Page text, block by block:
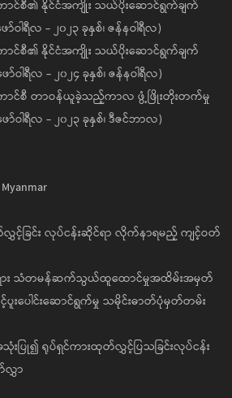
ာင်စီ၏ နိုင်ငံအကျိုး သယ်ပိုးဆောင်ရွက်ချက်
ဝါရီလ - ၂၀၂၃ ခုနှစ်၊ ဇန်နဝါရီလ)
ာင်စီ၏ နိုင်ငံအကျိုး သယ်ပိုးဆောင်ရွက်ချက်
ာ်ဝါရီလ - ၂၀၂၄ ခုနှစ်၊ ဇန်နဝါရီလ)
ောင်စီ တာဝန်ယူခဲ့သည့်ကာလ ဖွံ့ဖြိုးတိုးတက်မှု
ာ်ဝါရီလ - ၂၀၂၃ ခုနှစ်၊ ဒီဇင်ဘာလ)
င့်ခြင်း လုပ်ငန်းဆိုင်ရာ လိုက်နာရမည့် ကျင့်ဝတ်
ရုရှား သံတမန်ဆက်သွယ်ထူထောင်မှုအထိမ်းအမှတ်
င့်ပူးပေါင်းဆောင်ရွက်မှု သမိုင်းဓာတ်ပုံမှတ်တမ်း
၍ ရုပ်ရှင်ကားထုတ်လွှင့်ပြသခြင်းလုပ်ငန်း
လွှာ